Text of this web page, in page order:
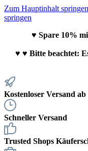
Zum Hauptinhalt springen
springen
♥ Spare 10%
♥ ♥ Bitte beachtet:
Kostenloser Versand
Schneller Versand
Trusted Shops